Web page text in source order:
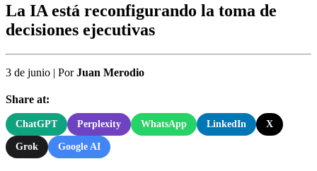
La IA está reconfigurando la toma de
decisiones ejecutivas
3 de junio | PorJuan Merodio
Share at:
ChatGPT Perplexity WhatsApp LinkedIn X
Grok Google AI